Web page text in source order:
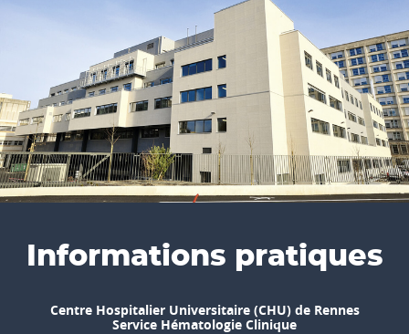
Informations pratiques
Centre Hospitalier Universitaire (CHU) de Rennes
Service Hématologie Clinique